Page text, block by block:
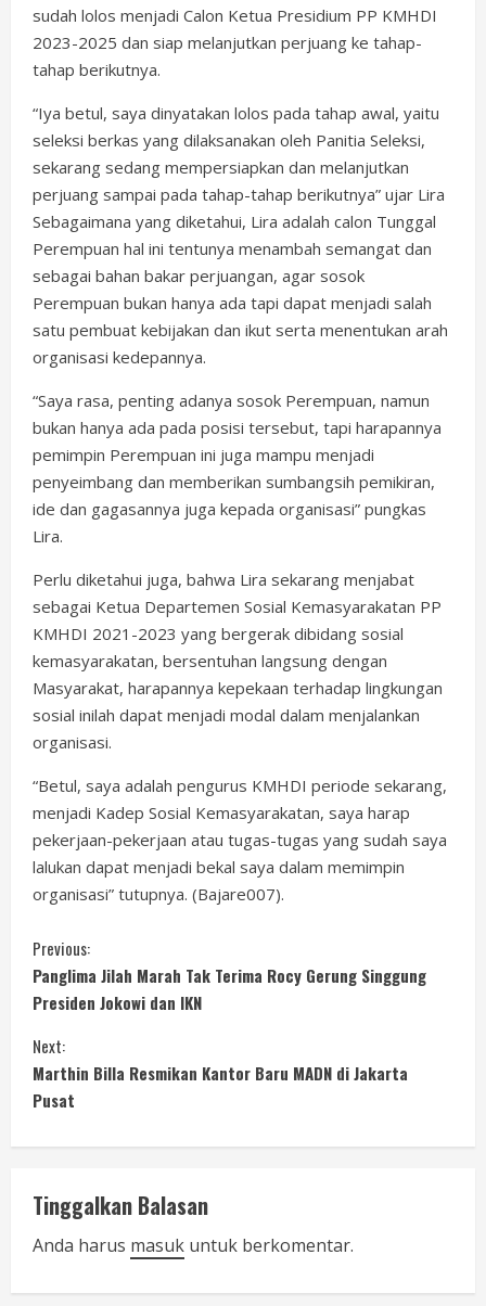
sudah lolos menjadi Calon Ketua Presidium PP KMHDI
2023-2025 dan siap melanjutkan perjuang ke tahap-
tahap berikutnya.
“Iya betul, saya dinyatakan lolos pada tahap awal, yaitu
seleksi berkas yang dilaksanakan oleh Panitia Seleksi,
sekarang sedang mempersiapkan dan melanjutkan
perjuang sampai pada tahap-tahap berikutnya” ujar Lira
Sebagaimana yang diketahui, Lira adalah calon Tunggal
Perempuan hal ini tentunya menambah semangat dan
sebagai bahan bakar perjuangan, agar sosok
Perempuan bukan hanya ada tapi dapat menjadi salah
satu pembuat kebijakan dan ikut serta menentukan arah
organisasi kedepannya.
“Saya rasa, penting adanya sosok Perempuan, namun
bukan hanya ada pada posisi tersebut, tapi harapannya
pemimpin Perempuan ini juga mampu menjadi
penyeimbang dan memberikan sumbangsih pemikiran,
ide dan gagasannya juga kepada organisasi” pungkas
Lira.
Perlu diketahui juga, bahwa Lira sekarang menjabat
sebagai Ketua Departemen Sosial Kemasyarakatan PP
KMHDI 2021-2023 yang bergerak dibidang sosial
kemasyarakatan, bersentuhan langsung dengan
Masyarakat, harapannya kepekaan terhadap lingkungan
sosial inilah dapat menjadi modal dalam menjalankan
organisasi.
“Betul, saya adalah pengurus KMHDI periode sekarang,
menjadi Kadep Sosial Kemasyarakatan, saya harap
pekerjaan-pekerjaan atau tugas-tugas yang sudah saya
lalukan dapat menjadi bekal saya dalam memimpin
organisasi” tutupnya. (Bajare007).
C
o
n
t
i
n
u
Previous:
Panglima Jilah Marah Tak Terima Rocy Gerung Singgung
Presiden Jokowi dan IKN
Next:
Marthin Billa Resmikan Kantor Baru MADN di Jakarta
Pusat
Tinggalkan Balasan
Anda harus masuk untuk berkomentar.